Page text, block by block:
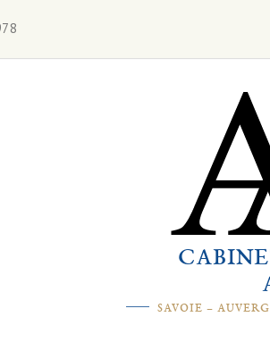
SAVOIE –